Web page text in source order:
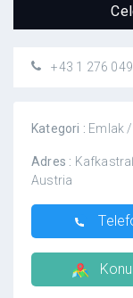
+43 1 276
Kategori : Emlak
Adres :
Austria